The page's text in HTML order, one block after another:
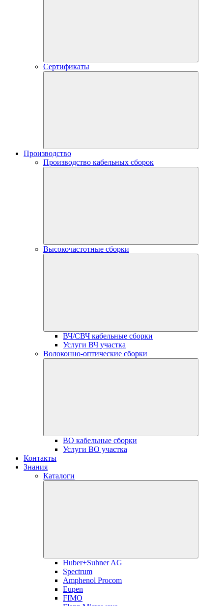
Сертификаты
Производство
Производство кабельных сборок
Высокочастотные сборки
ВЧ/СВЧ кабельные сборки
Услуги ВЧ участка
Волоконно-оптические сборки
ВО кабельные сборки
Услуги ВО участка
Контакты
Знания
Каталоги
Huber+Suhner AG
Spectrum
Amphenol Procom
Eupen
FIMO